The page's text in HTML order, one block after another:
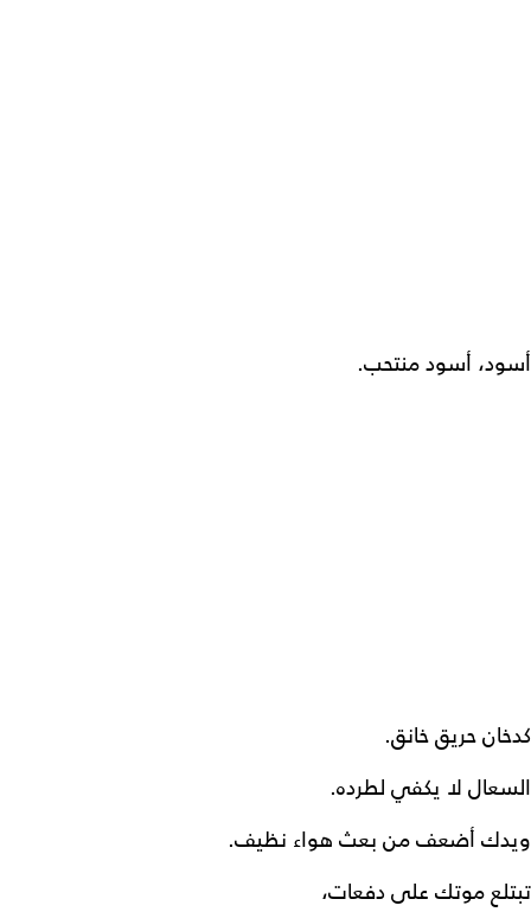
أسود، أسود منتحب.
كدخان حريق خانق.
السعال لا يكفي لطرده.
ويدك أضعف من بعث هواء نظيف.
تبتلع موتك على دفعات،